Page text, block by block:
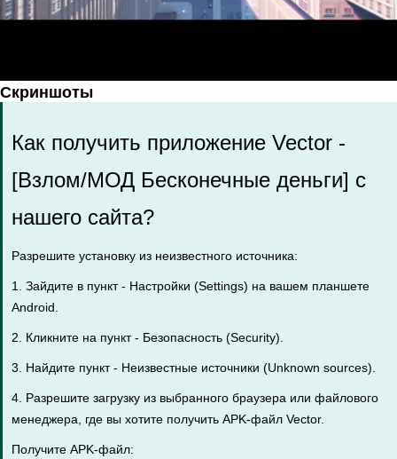
Скриншоты
Как получить приложение Vector -
[Взлом/МОД Бесконечные деньги] с
нашего сайта?
Разрешите установку из неизвестного источника:
1. Зайдите в пункт - Настройки (Settings) на вашем планшете
Android.
2. Кликните на пункт - Безопасность (Security).
3. Найдите пункт - Неизвестные источники (Unknown sources).
4. Разрешите загрузку из выбранного браузера или файлового
менеджера, где вы хотите получить APK-файл Vector.
Получите APK-файл: